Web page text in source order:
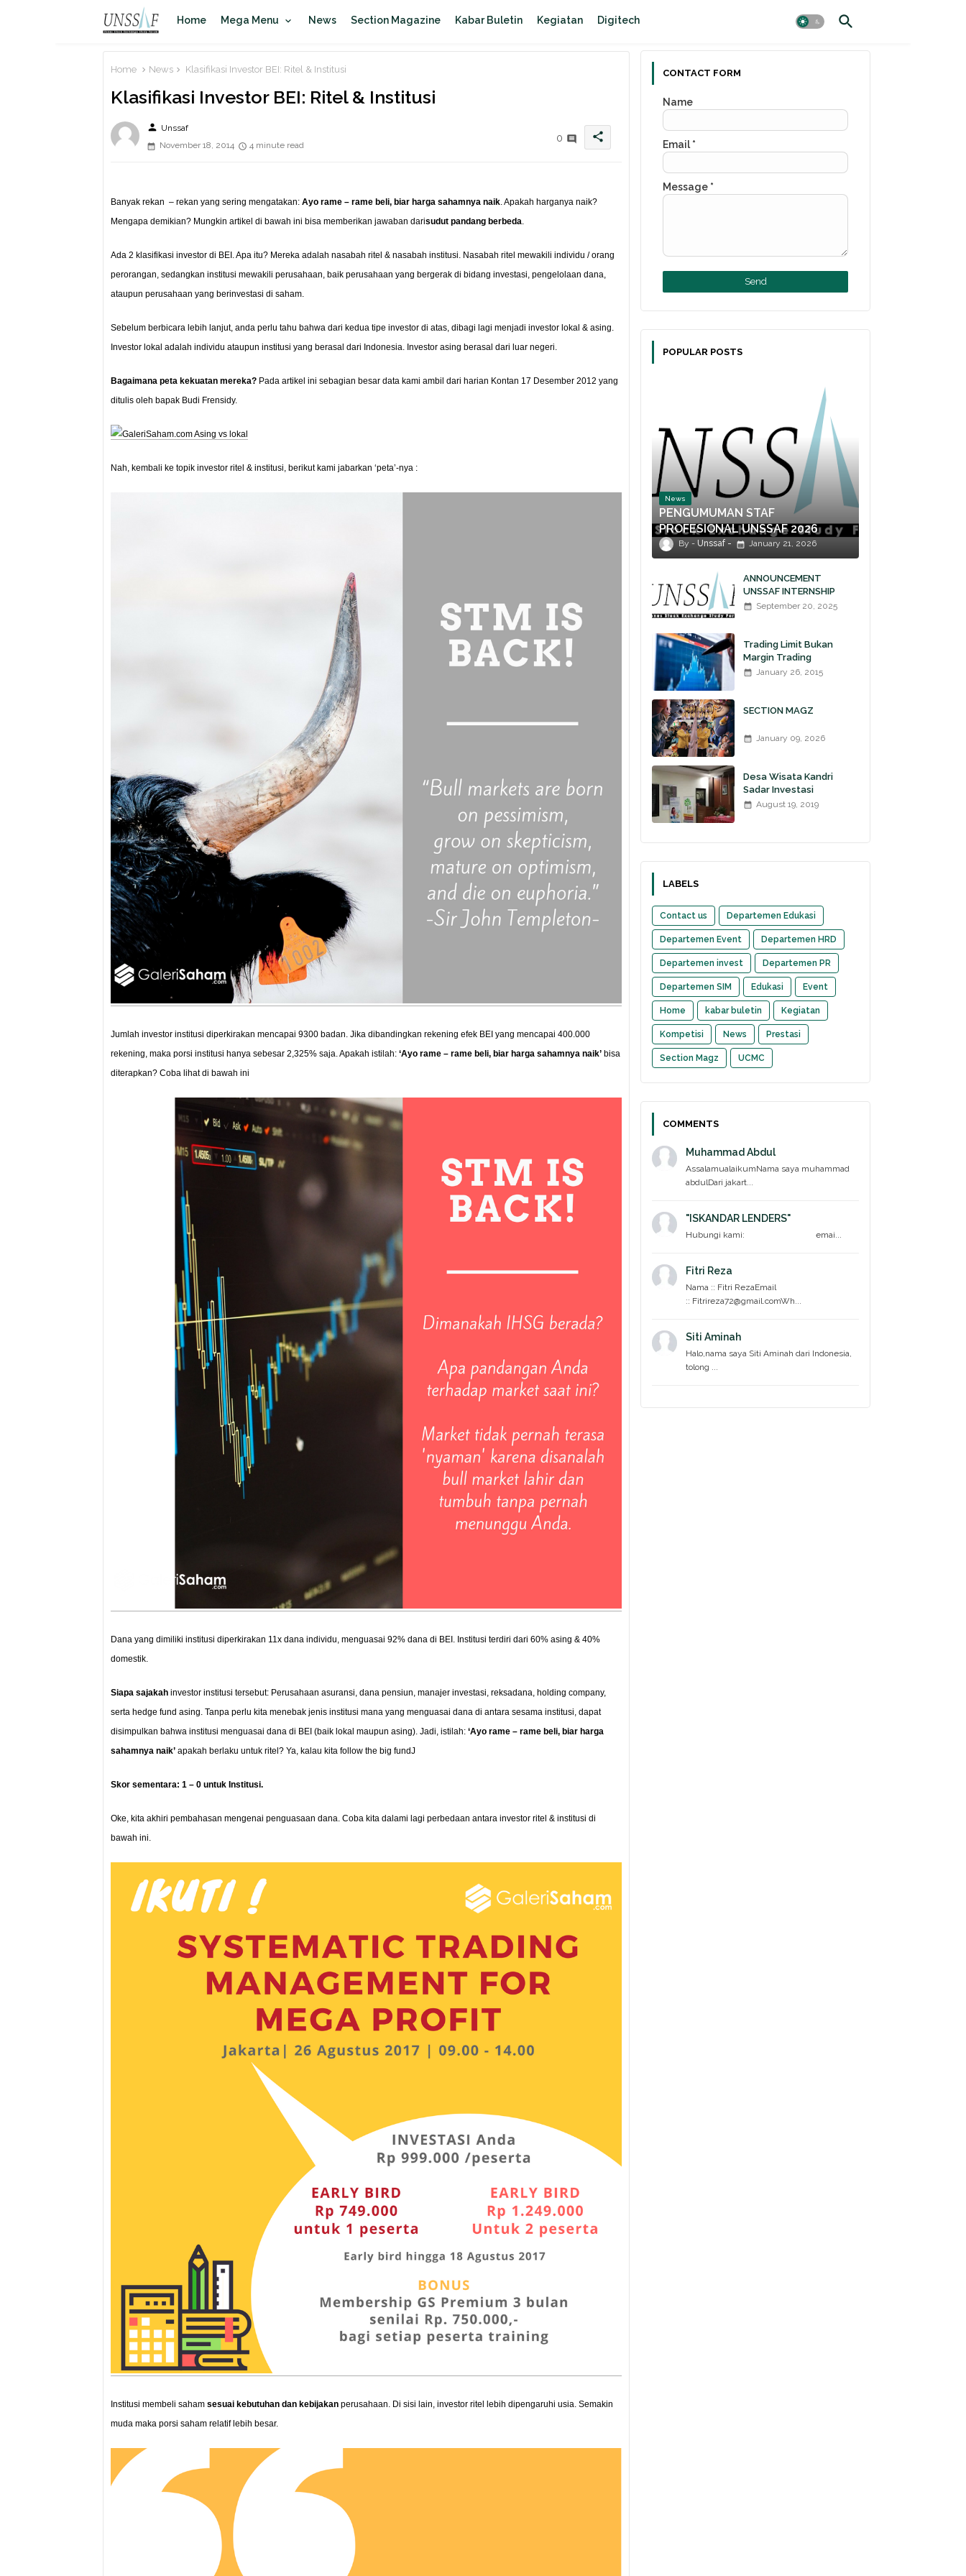
Home Mega Menu News Section Magazine Kabar Buletin Kegiatan Digitech
Home News Klasifikasi Investor BEI: Ritel & Institusi
Klasifikasi Investor BEI: Ritel & Institusi
person Unssaf
November 18, 2014
4 minute read
0 share
Banyak rekan – rekan yang sering mengatakan: Ayo rame – rame beli, biar harga sahamnya naik . Apakah harganya naik?
Mengapa demikian? Mungkin artikel di bawah ini bisa memberikan jawaban darisudut pandang berbeda
Ada 2 klasifikasi investor di BEI. Apa itu? Mereka adalah nasabah ritel & nasabah institusi. Nasabah ritel mewakili individu / orang
perorangan, sedangkan institusi mewakili perusahaan, baik perusahaan yang bergerak di bidang investasi, pengelolaan dana,
ataupun perusahaan yang berinvestasi di saham.
Sebelum berbicara lebih lanjut, anda perlu tahu bahwa dari kedua tipe investor di atas, dibagi lagi menjadi investor lokal & asing.
Investor lokal adalah individu ataupun institusi yang berasal dari Indonesia. Investor asing berasal dari luar negeri.
Bagaimana peta kekuatan mereka? Pada artikel ini sebagian besar data kami ambil dari harian Kontan 17 Desember 2012 yang
ditulis oleh bapak Budi Frensidy.
Nah, kembali ke topik investor ritel & institusi, berikut kami jabarkan ‘peta’-nya :
Jumlah investor institusi diperkirakan mencapai 9300 badan. Jika dibandingkan rekening efek BEI yang mencapai 400.000
rekening, maka porsi institusi hanya sebesar 2,325% saja. Apakah istilah: ‘Ayo rame – rame beli, biar harga sahamnya naik’ bisa
diterapkan? Coba lihat di bawah ini
Dana yang dimiliki institusi diperkirakan 11x dana individu, menguasai 92% dana di BEI. Institusi terdiri dari 60% asing & 40%
domestik.
Siapa sajakah investor institusi tersebut: Perusahaan asuransi, dana pensiun, manajer investasi, reksadana, holding company,
serta hedge fund asing. Tanpa perlu kita menebak jenis institusi mana yang menguasai dana di antara sesama institusi, dapat
disimpulkan bahwa institusi menguasai dana di BEI (baik lokal maupun asing). Jadi, istilah: ‘Ayo rame – rame beli, biar harga
sahamnya naik’ apakah berlaku untuk ritel? Ya, kalau kita follow the big fundJ
Skor sementara: 1 – 0 untuk Institusi.
Oke, kita akhiri pembahasan mengenai penguasaan dana. Coba kita dalami lagi perbedaan antara investor ritel & institusi di
bawah ini.
Institusi membeli saham sesuai kebutuhan dan kebijakan perusahaan. Di sisi lain, investor ritel lebih dipengaruhi usia. Semakin
muda maka porsi saham relatif lebih besar.
CONTACT FORM
Name
Email *
Message *
POPULAR POSTS
News
PENGUMUMAN STAF
PROFESIONAL UNSSAF 2026
Unssaf January 21, 2026
ANNOUNCEMENT
UNSSAF INTERNSHIP
2025September 20, 2025
Trading Limit Bukan
Margin Trading
January 26, 2015
SECTION MAGZ
January 09, 2026
Desa Wisata Kandri
Sadar Investasi
August 19, 2019
LABELS
Contact us Departemen Edukasi
Departemen Event Departemen HRD
Departemen invest Departemen PR
Departemen SIM Edukasi Event
Home kabar buletin Kegiatan
Kompetisi News Prestasi
Section Magz UCMC
COMMENTS
Muhammad Abdul
AssalamualaikumNama saya muhammad
abdulDari jakart...
"ISKANDAR LENDERS"
Hubungi kami: emai...
Fitri Reza
Nama :: Fitri RezaEmail
:: Fitrireza72@gmail.comWh...
Siti Aminah
Halo,nama saya Siti Aminah dari Indonesia,
tolong ...